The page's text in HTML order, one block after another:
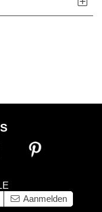
Aanmelden